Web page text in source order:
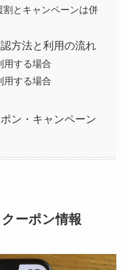
割とキャンペーンは併
方法と利用の流れ
用する場合
用する場合
ン・キャンペーン
ーポン情報